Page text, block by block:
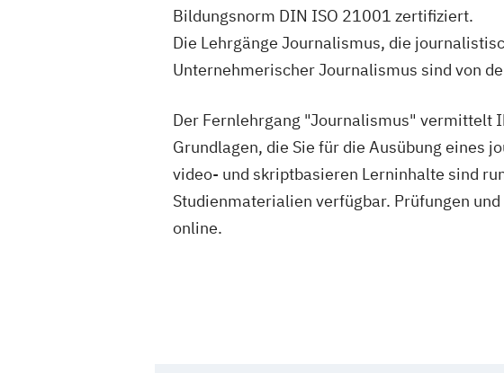
Bildungsnorm DIN ISO 21001 zertifiziert.
Die Lehrgänge Journalismus, die
Unternehmerischer Journalismus sind von
Der Fernlehrgang "Journalismus" vermittelt
Grundlagen, die Sie für die Ausübung eines
video- und skriptbasieren Lerninhalte sind
Studienmaterialien verfügbar. Prüfungen
online.